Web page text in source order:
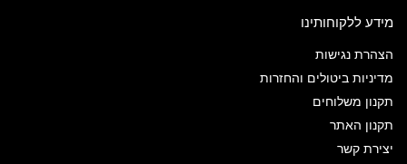
מידע ללקוחותינו
הצהרת נגישות
מדיניות ביטולים והחזרות
תקנון משלוחים
תקנון האתר
יצירת קשר